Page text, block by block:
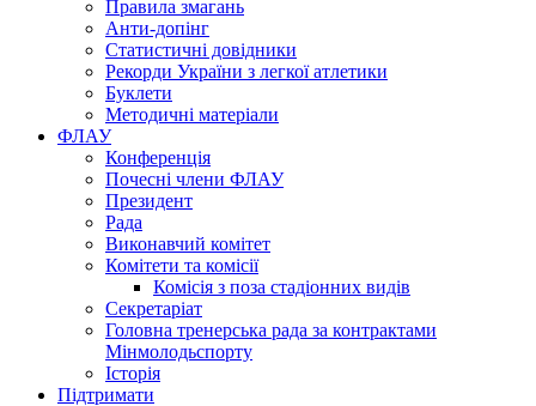
Правила змагань
Анти-допінг
Статистичні довідники
Рекорди України з легкої атлетики
Буклети
Методичні матеріали
ФЛАУ
Конференція
Почесні члени ФЛАУ
Президент
Рада
Виконавчий комітет
Комітети та комісії
Комісія з поза стадіонних видів
Секретаріат
Головна тренерська рада за контрактами
Мінмолодьспорту
Історія
Підтримати